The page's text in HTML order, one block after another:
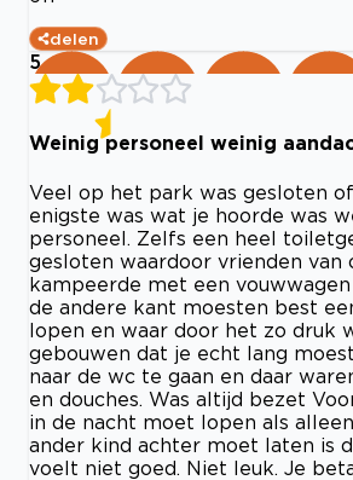
delen
5
Weinig personeel weinig
Veel op het park was gesloten
enigste was wat je hoorde was
personeel. Zelfs een heel
gesloten waardoor vrienden van
kampeerde met een
de andere kant moesten best
lopen en waar door het zo druk
gebouwen dat je echt lang
naar de wc te gaan en daar
en douches. Was altijd bezet
in de nacht moet lopen als
ander kind achter moet laten is
voelt niet goed. Niet leuk. Je